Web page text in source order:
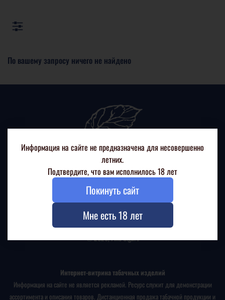
По вашему запросу ничего не найдено
+7(926) 217 88 99
г. Москва, Ленинский проспект, д. 68/10
© 2026, Fine Cigars
Интернет-витрина табачных изделий
Информация на сайте не является рекламой. Ресурс служит для демонстрации
ассортимента и описания товаров. Дистанционная продажа табачной продукции и
Информация на сайте не предназначена для несовершенно
летних.
Подтвердите, что вам исполнилось 18 лет
Покинуть сайт
Мне есть 18 лет